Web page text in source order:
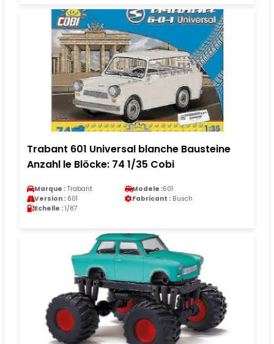
Trabant 601 Universal blanche Bausteine
Anzahl le Blöcke: 74 1/35 Cobi
Marque : Trabant Modele :601
Version : 601 Fabricant : Busch
Echelle : 1/87